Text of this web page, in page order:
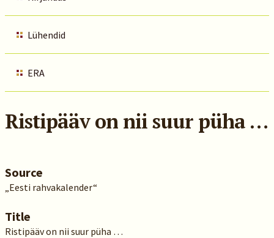
Lühendid
ERA
Ristipääv on nii suur püha …
Source
„Eesti rahvakalender“
Title
Ristipääv on nii suur püha …